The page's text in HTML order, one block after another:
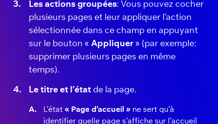
Les actions groupées: Vous pouvez cocher
plusieurs pages et leur appliquer l’action
sélectionnée dans ce champ en appuyant
sur le bouton «Appliquer » (par exemple:
supprimer plusieurs pages en même
temps).
Le titre et l’état de la page.
L’état « Page d’accueil » ne sert qu’à
identifier quelle page s’affiche sur l’accueil